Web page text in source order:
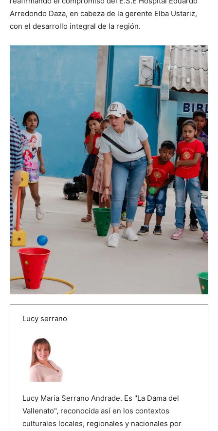
Arredondo Daza, en cabeza de la gerente Elba Ustariz,
con el desarrollo integral de la región.
Lucy serrano
Lucy María Serrano Andrade. Es "La Dama del
Vallenato", reconocida así en los contextos
culturales locales, regionales y nacionales por